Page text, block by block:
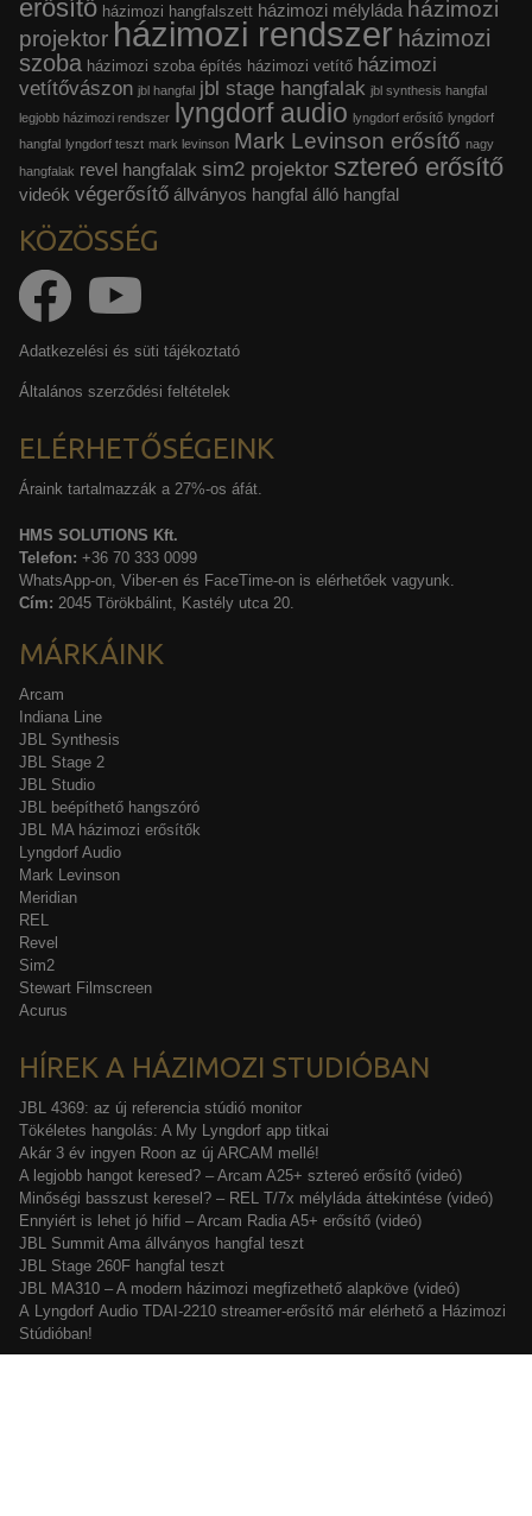
erősítő házimozi hangfalszett házimozi mélyláda házimozi
projektor házimozi rendszer házimozi
szoba házimozi szoba építés házimozi vetítő házimozi
vetítővászon jbl hangfal jbl stage hangfalak jbl synthesis hangfal
legjobb házimozi rendszer lyngdorf audio lyngdorf erősítő lyngdorf
hangfal lyngdorf teszt mark levinson Mark Levinson erősítő nagy
hangfalak revel hangfalak sim2 projektor sztereó erősítő
videók végerősítő állványos hangfal álló hangfal
KÖZÖSSÉG
Adatkezelési és süti tájékoztató
Általános szerződési feltételek
ELÉRHETŐSÉGEINK
Áraink tartalmazzák a 27%-os áfát.
HMS SOLUTIONS Kft.
Telefon: +36 70 333 0099
WhatsApp-on, Viber-en és FaceTime-on is elérhetőek vagyunk.
Cím: 2045 Törökbálint, Kastély utca 20.
MÁRKÁINK
Arcam
Indiana Line
JBL Synthesis
JBL Stage 2
JBL Studio
JBL beépíthető hangszóró
JBL MA házimozi erősítők
Lyngdorf Audio
Mark Levinson
Meridian
REL
Revel
Sim2
Stewart Filmscreen
Acurus
HÍREK A HÁZIMOZI STUDIÓBAN
JBL 4369: az új referencia stúdió monitor
Tökéletes hangolás: A My Lyngdorf app titkai
Akár 3 év ingyen Roon az új ARCAM mellé!
A legjobb hangot keresed? – Arcam A25+ sztereó erősítő (videó)
Minőségi basszust keresel? – REL T/7x mélyláda áttekintése (videó)
Ennyiért is lehet jó hifid – Arcam Radia A5+ erősítő (videó)
JBL Summit Ama állványos hangfal teszt
JBL Stage 260F hangfal teszt
JBL MA310 – A modern házimozi megfizethető alapköve (videó)
A Lyngdorf Audio TDAI-2210 streamer-erősítő már elérhető a Házimozi
Stúdióban!